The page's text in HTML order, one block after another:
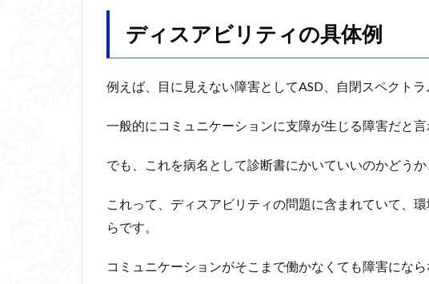
ディスアビリティの具体例
例えば、目に見えない障害としてASD、自閉スペクトラ
一般的にコミュニケーションに支障が生じる障害だと言
でも、これを病名として診断書にかいていいのかどう
これって、ディスアビリティの問題に含まれていて、
らです。
コミュニケーションがそこまで働かなくても障害にな